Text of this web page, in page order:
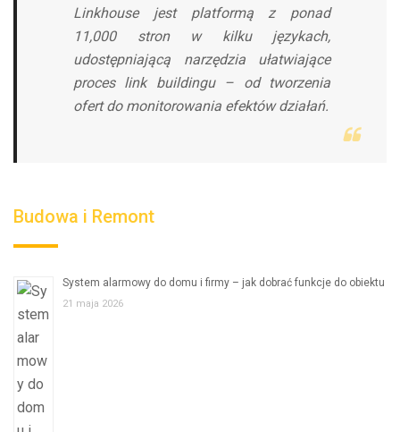
Linkhouse jest platformą z ponad
11,000 stron w kilku językach,
udostępniającą narzędzia ułatwiające
proces link buildingu – od tworzenia
ofert do monitorowania efektów działań.
Budowa i Remont
System alarmowy do domu i firmy – jak dobrać funkcje do obiektu
21 maja 2026